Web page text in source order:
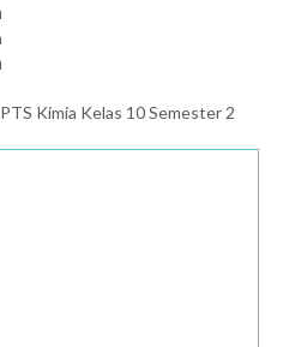
Kimia Kelas 10 Semester 2